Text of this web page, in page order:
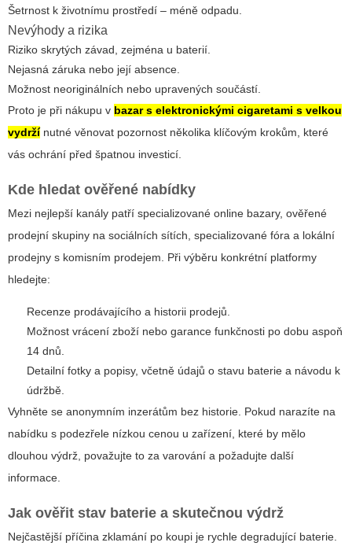
Šetrnost k životnímu prostředí – méně odpadu.
Nevýhody a rizika
Riziko skrytých závad, zejména u baterií.
Nejasná záruka nebo její absence.
Možnost neoriginálních nebo upravených součástí.
Proto je při nákupu v bazar s elektronickými cigaretami s velkou
vydržínutné věnovat pozornost několika klíčovým krokům, které
vás ochrání před špatnou investicí.
Kde hledat ověřené nabídky
Mezi nejlepší kanály patří specializované online bazary, ověřené
prodejní skupiny na sociálních sítích, specializované fóra a lokální
prodejny s komisním prodejem. Při výběru konkrétní platformy
hledejte:
Recenze prodávajícího a historii prodejů.
Možnost vrácení zboží nebo garance funkčnosti po dobu aspoň
14 dnů.
Detailní fotky a popisy, včetně údajů o stavu baterie a návodu k
údržbě.
Vyhněte se anonymním inzerátům bez historie. Pokud narazíte na
nabídku s podezřele nízkou cenou u zařízení, které by mělo
dlouhou výdrž, považujte to za varování a požadujte další
informace.
Jak ověřit stav baterie a skutečnou výdrž
Nejčastější příčina zklamání po koupi je rychle degradující baterie.